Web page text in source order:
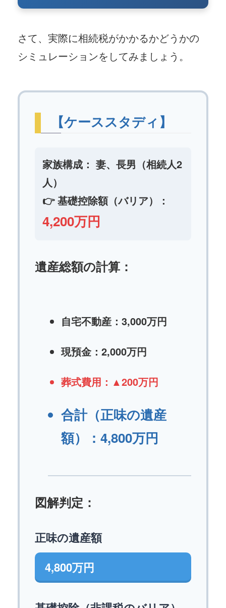
さて、実際に相続税がかかるかどうかの
シミュレーションをしてみましょう。
【ケーススタディ】
家族構成： 妻、長男（相続人2
人）
👉 基礎控除額（バリア）：
4,200万円
遺産総額の計算：
自宅不動産：3,000万円
現預金：2,000万円
葬式費用：▲200万円
合計（正味の遺産
額）：4,800万円
図解判定：
正味の遺産額
4,800万円